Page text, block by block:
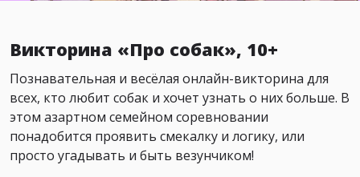
Викторина «Про собак», 10+
Познавательная и весёлая онлайн-викторина для
всех, кто любит собак и хочет узнать о них больше. В
этом азартном семейном соревновании
понадобится проявить смекалку и логику, или
просто угадывать и быть везунчиком!